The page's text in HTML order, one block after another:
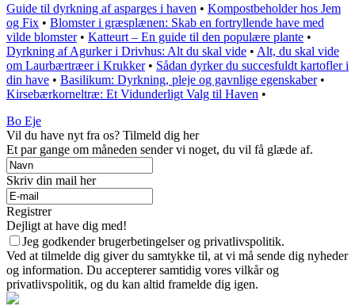
Guide til dyrkning af asparges i haven • Kompostbeholder hos Jem
og Fix • Blomster i græsplænen: Skab en fortryllende have med
vilde blomster• Katteurt – En guide til den populære plante •
Dyrkning af Agurker i Drivhus: Alt du skal vide • Alt, du skal vide
om Laurbærtræer i Krukker• Sådan dyrker du succesfuldt kartofler i
din have • Basilikum: Dyrkning, pleje og gavnlige egenskaber•
Kirsebærkorneltræ: Et Vidunderligt Valg til Haven •
Bo Eje
Vil du have nyt fra os? Tilmeld dig her
Et par gange om måneden sender vi noget, du vil få glæde af.
Skriv din mail her
Registrer
Dejligt at have dig med!
Jeg godkender brugerbetingelser og privatlivspolitik.
Ved at tilmelde dig giver du samtykke til, at vi må sende dig nyheder
og information. Du accepterer samtidig vores vilkår og
privatlivspolitik, og du kan altid framelde dig igen.